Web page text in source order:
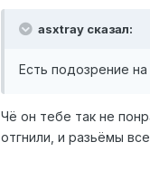
asxtray сказал:
Есть подозрение на
Чё он тебе так не
отгнили, и разьёмы